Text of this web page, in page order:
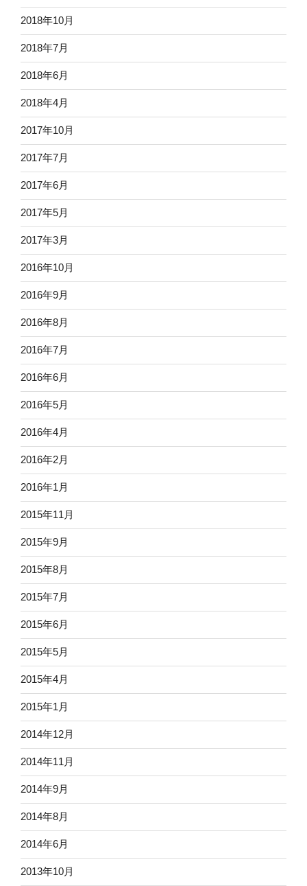
2018年10月
2018年7月
2018年6月
2018年4月
2017年10月
2017年7月
2017年6月
2017年5月
2017年3月
2016年10月
2016年9月
2016年8月
2016年7月
2016年6月
2016年5月
2016年4月
2016年2月
2016年1月
2015年11月
2015年9月
2015年8月
2015年7月
2015年6月
2015年5月
2015年4月
2015年1月
2014年12月
2014年11月
2014年9月
2014年8月
2014年6月
2013年10月